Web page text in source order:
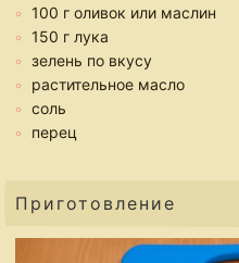
100 г оливок или маслин
150 г лука
зелень по вкусу
растительное масло
соль
перец
Приготовление